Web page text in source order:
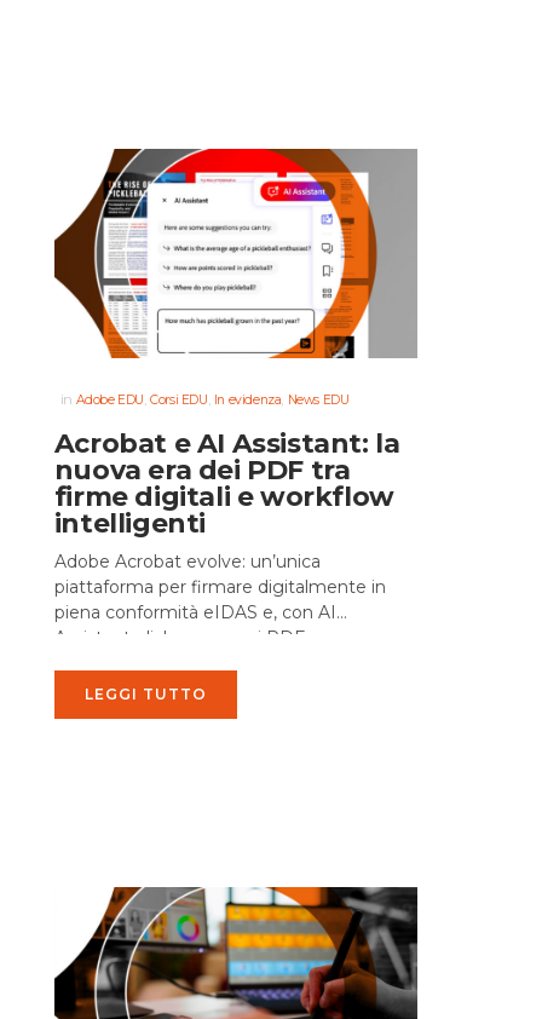
in Adobe EDU,Corsi EDU, In evidenza, News EDU
Acrobat e AI Assistant: la
nuova era dei PDF tra
firme digitali e workflow
intelligenti
Adobe Acrobat evolve: un’unica
piattaforma per firmare digitalmente in
piena conformità eIDAS e, con AI
Assistant, dialogare con i PDF per
immediate. Dalla validazione...
LEGGI TUTTO